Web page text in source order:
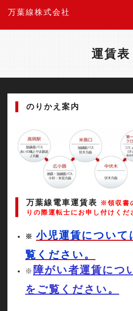
万葉線株式会社
運賃表
のりかえ案内
万葉線電車運賃表
※領収書
りの際運転士にお申し付けくだ
※ 小児運賃につい
覧ください。
※ 障がい者運賃につ
をご覧ください。